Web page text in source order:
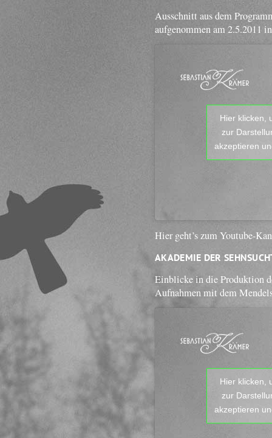
Ausschnitt aus dem
aufgenommen am 2.5.2011
Hier klicken,
zur
akzeptieren
Hier geht’s zum Youtube-
AKADEMIE DER
Einblicke in die Produktion
Aufnahmen mit dem
Hier klicken,
zur
akzeptieren